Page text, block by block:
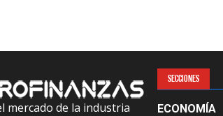
mercado de la industria
SECCIONES
ECONOMÍA